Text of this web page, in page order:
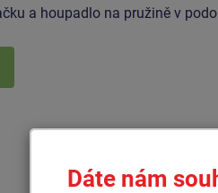
a houpadlo na pružině v
Dáte nám